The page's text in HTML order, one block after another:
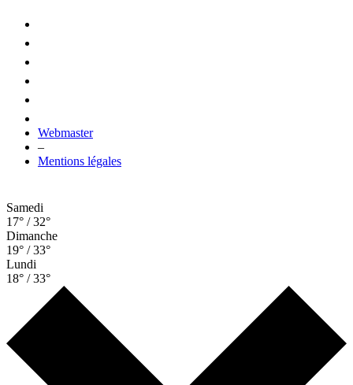
Webmaster
–
Mentions légales
Samedi
17° / 32°
Dimanche
19° / 33°
Lundi
18° / 33°